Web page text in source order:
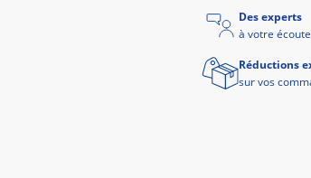
Des experts
à votre écoute
Réductions
sur vos